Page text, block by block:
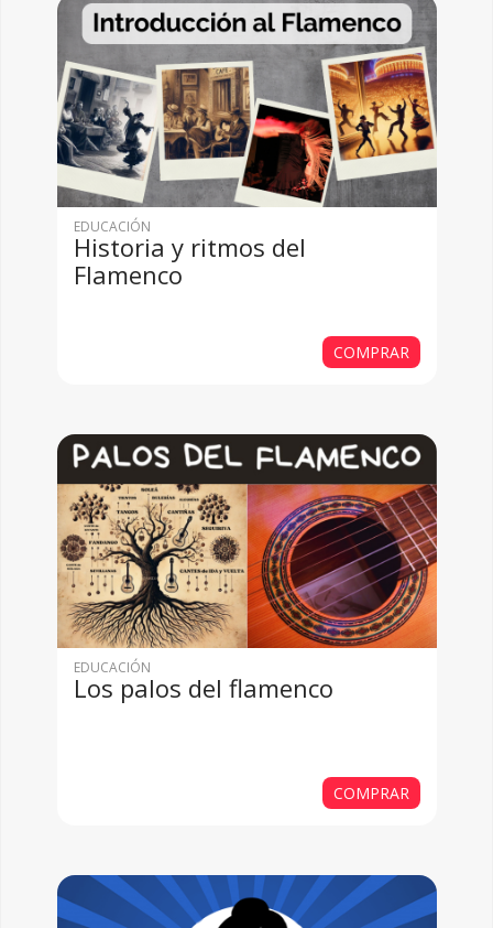
EDUCACIÓN
Historia y ritmos del
Flamenco
COMPRAR
EDUCACIÓN
Los palos del flamenco
COMPRAR